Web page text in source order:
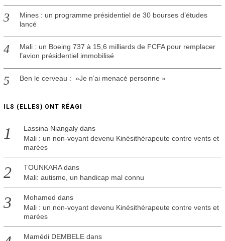
Mines : un programme présidentiel de 30 bourses d’études
lancé
Mali : un Boeing 737 à 15,6 milliards de FCFA pour remplacer
l’avion présidentiel immobilisé
Ben le cerveau : »Je n’ai menacé personne »
ILS (ELLES) ONT RÉAGI
Lassina Niangalydans
Mali : un non-voyant devenu Kinésithérapeute contre vents et
marées
TOUNKARAdans
Mali: autisme, un handicap mal connu
Mohamed dans
Mali : un non-voyant devenu Kinésithérapeute contre vents et
marées
Mamédi DEMBELEdans